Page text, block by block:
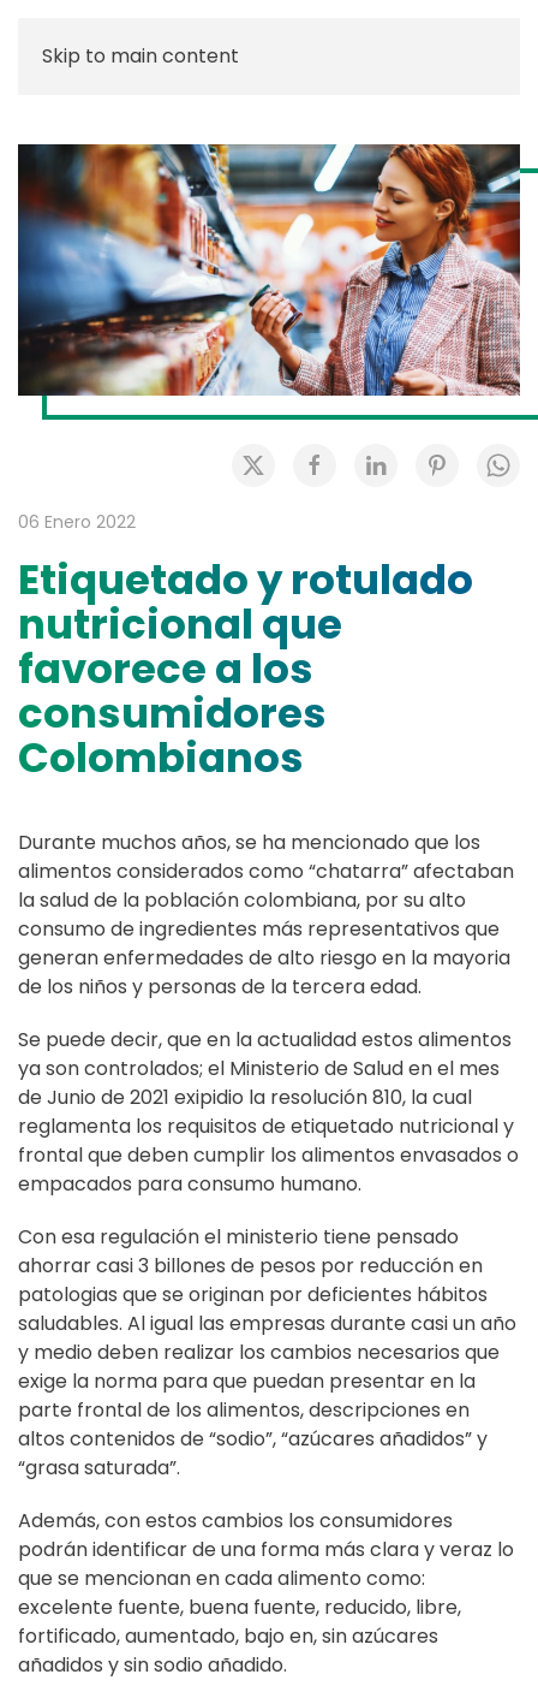
Skip to main content
06 Enero 2022
Etiquetado y rotulado
nutricional que
favorece a los
consumidores
Colombianos
Durante muchos años, se ha mencionado que los
alimentos considerados como “chatarra” afectaban
la salud de la población colombiana, por su alto
consumo de ingredientes más representativos que
generan enfermedades de alto riesgo en la mayoria
de los niños y personas de la tercera edad.
Se puede decir, que en la actualidad estos alimentos
ya son controlados; el Ministerio de Salud en el mes
de Junio de 2021 exipidio la resolución 810, la cual
reglamenta los requisitos de etiquetado nutricional y
frontal que deben cumplir los alimentos envasados o
empacados para consumo humano.
Con esa regulación el ministerio tiene pensado
ahorrar casi 3 billones de pesos por reducción en
patologias que se originan por deficientes hábitos
saludables. Al igual las empresas durante casi un año
y medio deben realizar los cambios necesarios que
exige la norma para que puedan presentar en la
parte frontal de los alimentos, descripciones en
altos contenidos de “sodio”, “azúcares añadidos” y
“grasa saturada”.
Además, con estos cambios los consumidores
podrán identificar de una forma más clara y veraz lo
que se mencionan en cada alimento como:
excelente fuente, buena fuente, reducido, libre,
fortificado, aumentado, bajo en, sin azúcares
añadidos y sin sodio añadido.